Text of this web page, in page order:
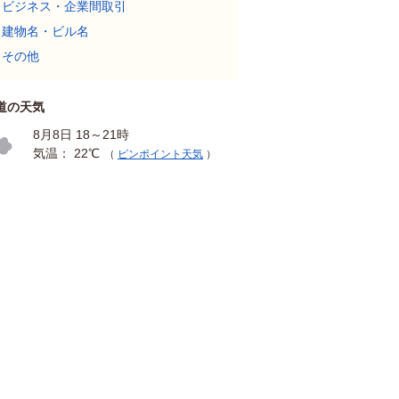
ビジネス・企業間取引
建物名・ビル名
その他
の天気
8月8日 18～21時
気温： 22℃
（ ピンポイント天気 ）